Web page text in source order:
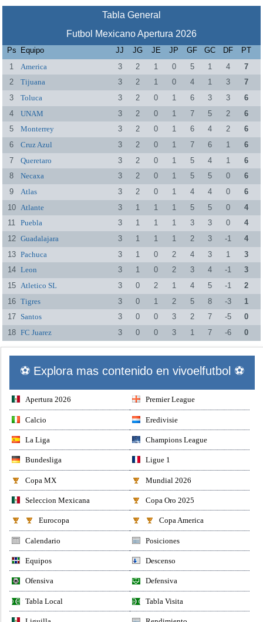
Tabla General
Futbol Mexicano Apertura 2026
Ps Equipo JJ JG JE JP GF GC DF
PT
1
America 3 2 1 0 5 1 4
7
2
Tijuana 3 2 1 0 4 1 3
7
3
Toluca 3 2 0 1 6 3 3
6
4
UNAM 3 2 0 1 7 5 2
6
5
Monterrey 3 2 0 1 6 4 2
6
6
Cruz Azul 3 2 0 1 7 6 1
6
7
Queretaro 3 2 0 1 5 4 1
6
8
Necaxa 3 2 0 1 5 5 0
6
9
Atlas 3 2 0 1 4 4 0
6
10
Atlante 3 1 1 1 5 5 0
4
11
Puebla 3 1 1 1 3 3 0
4
12 Guadalajara 3 1 1 1 2 3 -1
4
13 Pachuca 3 1 0 2 4 3 1
3
14 Leon 3 1 0 2 3 4 -1
3
15 Atletico SL 3 0 2 1 4 5 -1
2
16 Tigres 3 0 1 2 5 8 -3
1
17 Santos 3 0 0 3 2 7 -5
0
18 FC Juarez 3 0 0 3 1 7 -6 0
⚽ Explora mas contenido en vivoelfutbol ⚽
Apertura 2026 Premier League
Calcio Eredivisie
La Liga Champions League
Bundesliga Ligue 1
Copa MX Mundial 2026
Seleccion Mexicana Copa Oro 2025
Eurocopa Copa America
Calendario Posiciones
Equipos Descenso
Ofensiva Defensiva
Tabla Local Tabla Visita